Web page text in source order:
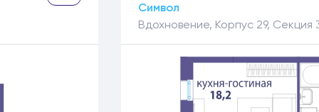
Символ
Вдохновение, Корпус 29, Секция